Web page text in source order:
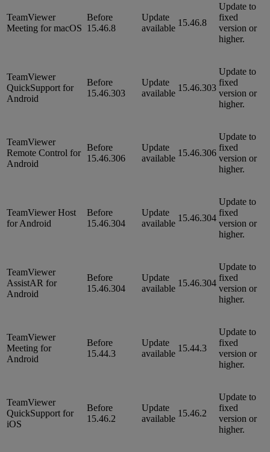
TeamViewer
Meeting for macOS
Before
15.46.8
Update
available
15.46.8
Update to
fixed
version or
higher.
TeamViewer
QuickSupport for
Android
Before
15.46.303
Update
available
15.46.303
Update to
fixed
version or
higher.
TeamViewer
Remote Control for
Android
Before
15.46.306
Update
available
15.46.306
Update to
fixed
version or
higher.
TeamViewer Host
for Android
Before
15.46.304
Update
available
15.46.304
Update to
fixed
version or
higher.
TeamViewer
AssistAR for
Android
Before
15.46.304
Update
available
15.46.304
Update to
fixed
version or
higher.
TeamViewer
Meeting for
Android
Before
15.44.3
Update
available
15.44.3
Update to
fixed
version or
higher.
TeamViewer
QuickSupport for
iOS
Before
15.46.2
Update
available
15.46.2
Update to
fixed
version or
higher.